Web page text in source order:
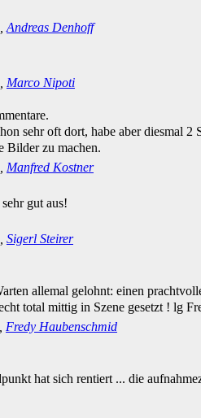
Andreas Denhoff
Marco Nipoti
sehr oft dort, habe aber diesmal 2
Bilder zu machen.
Manfred Kostner
gut aus!
Sigerl Steirer
allemal gelohnt: einen
total mittig in Szene gesetzt ! lg
Fredy Haubenschmid
hat sich rentiert ... die